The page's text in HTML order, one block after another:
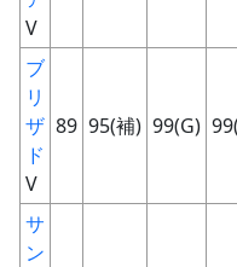
V
ブ
リ
ザ
ド
V
89 95(補) 99(G)
サ
ン